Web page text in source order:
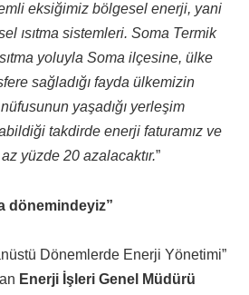
eksiğimiz bölgesel enerji, yani
ısıtma sistemleri. Soma Termik
yoluyla Soma ilçesine, ülke
sağladığı fayda ülkemizin
yaşadığı yerleşim
takdirde enerji faturamız ve
az yüzde 20 azalacaktır.”
dönemindeyiz”
Dönemlerde Enerji Yönetimi”
Enerji İşleri Genel Müdürü